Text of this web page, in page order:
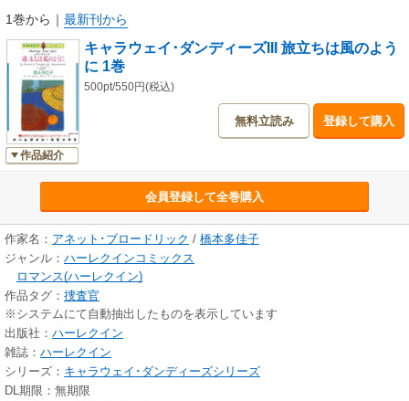
1巻から ｜ 最新刊から
作品紹介
キャラウェイ･ダンディーズIII 旅立ちは風のよう
に 1巻
500pt/550円(税込)
無料立読み 登録して購入
会員登録して全巻購入
作家名： アネット･ブロードリック / 橋本多佳子
ジャンル： ハーレクインコミックス
ロマンス(ハーレクイン)
作品タグ： 捜査官
※システムにて自動抽出したものを表示しています
出版社： ハーレクイン
雑誌： ハーレクイン
シリーズ： キャラウェイ･ダンディーズシリーズ
DL期限：無期限